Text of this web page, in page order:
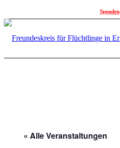
Spenden
« Alle Veranstaltungen